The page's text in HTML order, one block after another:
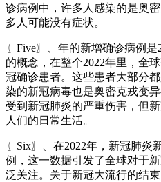
诊病例中，许多人感染的是奥
多人可能没有症状。
〖Five〗、年的新增确诊病例
的概念，在整个2022年里，全
冠确诊患者。这些患者大部分
染的新冠病毒也是奥密克戎变
受到新冠肺炎的严重伤害，但
人们的日常生活。
〖Six〗、在2022年，新冠肺炎
例，这一数据引发了全球对于
泛关注。关于新冠大流行的结